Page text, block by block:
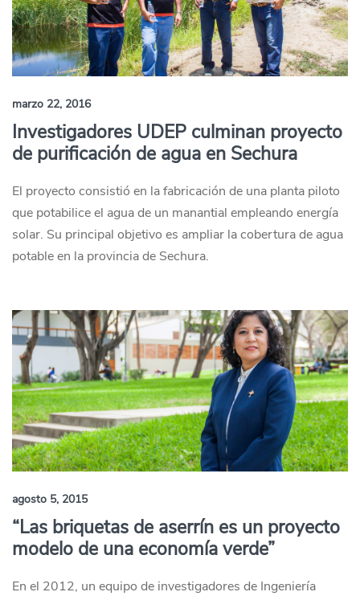
marzo 22, 2016
Investigadores UDEP culminan proyecto
de purificación de agua en Sechura
El proyecto consistió en la fabricación de una planta piloto
que potabilice el agua de un manantial empleando energía
solar. Su principal objetivo es ampliar la cobertura de agua
potable en la provincia de Sechura.
agosto 5, 2015
“Las briquetas de aserrín es un proyecto
modelo de una economía verde”
En el 2012, un equipo de investigadores de Ingeniería